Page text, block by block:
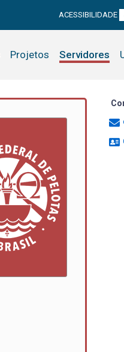
ACESSIBILIDADE
Projetos Servidores